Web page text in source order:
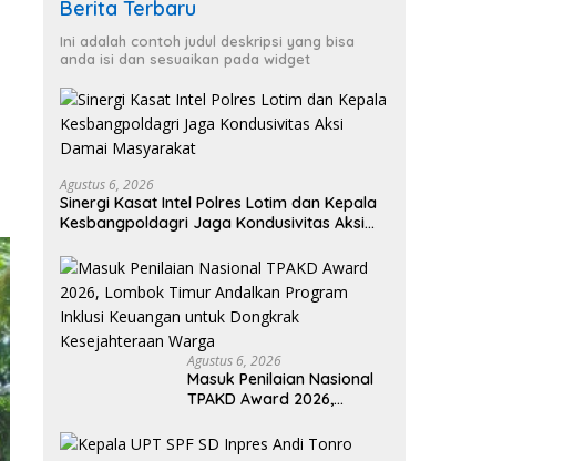
Berita Terbaru
Ini adalah contoh judul deskripsi yang bisa
anda isi dan sesuaikan pada widget
Agustus 6, 2026
Sinergi Kasat Intel Polres Lotim dan Kepala
Kesbangpoldagri Jaga Kondusivitas Aksi
Agustus 6, 2026
Masuk Penilaian Nasional
TPAKD Award 2026,
Program Inklusi Keuangan